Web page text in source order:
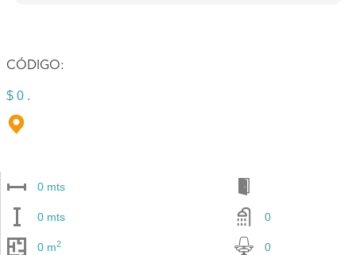
CÓDIGO:
$ 0 .
0 mts
0 mts 0
0 m2 0